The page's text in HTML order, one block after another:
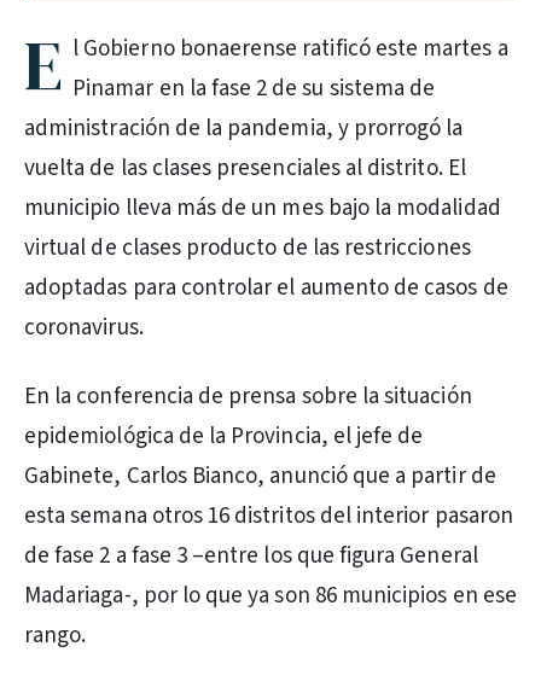
E l Gobierno bonaerense ratificó este martes a
Pinamar en la fase 2 de su sistema de
administración de la pandemia, y prorrogó la
vuelta de las clases presenciales al distrito. El
municipio lleva más de un mes bajo la modalidad
virtual de clases producto de las restricciones
adoptadas para controlar el aumento de casos de
coronavirus.
En la conferencia de prensa sobre la situación
epidemiológica de la Provincia, el jefe de
Gabinete, Carlos Bianco, anunció que a partir de
esta semana otros 16 distritos del interior pasaron
de fase 2 a fase 3 –entre los que figura General
Madariaga-, por lo que ya son 86 municipios en ese
rango.